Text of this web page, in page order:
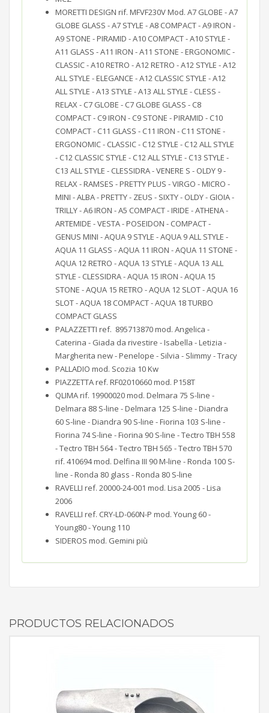
MORETTI DESIGN rif. MFVF230V Mod. A7 GLOBE - A7
GLOBE GLASS - A7 STYLE - A8 COMPACT - A9 IRON -
A9 STONE - PIRAMID - A10 COMPACT - A10 STYLE -
A11 GLASS - A11 IRON - A11 STONE - ERGONOMIC -
CLASSIC - A10 RETRO - A12 RETRO - A12 STYLE - A12
ALL STYLE - ELEGANCE - A12 CLASSIC STYLE - A12
ALL STYLE - A13 STYLE - A13 ALL STYLE - CLESS -
RELAX - C7 GLOBE - C7 GLOBE GLASS - C8
COMPACT - C9 IRON - C9 STONE - PIRAMID - C10
COMPACT - C11 GLASS - C11 IRON - C11 STONE -
ERGONOMIC - CLASSIC - C12 STYLE - C12 ALL STYLE
- C12 CLASSIC STYLE - C12 ALL STYLE - C13 STYLE -
C13 ALL STYLE - CLESSIDRA - VENERE S - OLDY 9 -
RELAX - RAMSES - PRETTY PLUS - VIRGO - MICRO -
MINI - ALBA - PRETTY - ZEUS - SIXTY - OLDY - GIOIA -
TRILLY - A6 IRON - A5 COMPACT - IRIDE - ATHENA -
ARTEMIDE - VESTA - POSEIDON - COMPACT -
GENUS MINI - AQUA 9 STYLE - AQUA 9 ALL STYLE -
AQUA 11 GLASS - AQUA 11 IRON - AQUA 11 STONE -
AQUA 12 RETRO - AQUA 13 STYLE - AQUA 13 ALL
STYLE - CLESSIDRA - AQUA 15 IRON - AQUA 15
STONE - AQUA 15 RETRO - AQUA 12 SLOT - AQUA 16
SLOT - AQUA 18 COMPACT - AQUA 18 TURBO
COMPACT GLASS
PALAZZETTI ref. 895713870 mod. Angelica -
Caterina - Giada da rivestire - Isabella - Letizia -
Margherita new - Penelope - Silvia - Slimmy - Tracy
PALLADIO mod. Scozia 10 Kw
PIAZZETTA ref. RF02010660 mod. P158T
QLIMA rif. 19900020 mod. Delmara 75 S-line -
Delmara 88 S-line - Delmara 125 S-line - Diandra
60 S-line - Diandra 90 S-line - Fiorina 103 S-line -
Fiorina 74 S-line - Fiorina 90 S-line - Tectro TBH 558
- Tectro TBH 564 - Tectro TBH 565 - Tectro TBH 570
rif. 410694 mod. Delfina III 90 M-line - Ronda 100 S-
line - Ronda 80 glass - Ronda 80 S-line
RAVELLI ref. 20000-24-001 mod. Lisa 2005 - Lisa
2006
RAVELLI ref. CRY-LD-060N-P mod. Young 60 -
Young80 - Young 110
SIDEROS mod. Gemini più
PRODUCTOS RELACIONADOS